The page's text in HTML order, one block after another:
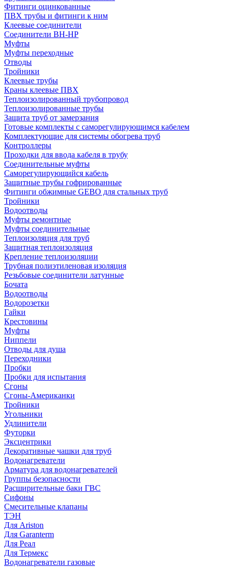
Фитинги оцинкованные
ПВХ трубы и фитинги к ним
Клеевые соединители
Соединители ВН-НР
Муфты
Муфты переходные
Отводы
Тройники
Клеевые трубы
Краны клеевые ПВХ
Теплоизолированный трубопровод
Теплоизолированные трубы
Защита труб от замерзания
Готовые комплекты с саморегулирующимся кабелем
Комплектующие для системы обогрева труб
Контроллеры
Проходки для ввода кабеля в трубу
Соединительные муфты
Саморегулирующийся кабель
Защитные трубы гофрированные
Фитинги обжимные GEBO для стальных труб
Тройники
Водоотводы
Муфты ремонтные
Муфты соединительные
Теплоизоляция для труб
Защитная теплоизоляция
Крепление теплоизоляции
Трубная полиэтиленовая изоляция
Резьбовые соединители латунные
Бочата
Водоотводы
Водорозетки
Гайки
Крестовины
Муфты
Ниппели
Отводы для душа
Переходники
Пробки
Пробки для испытания
Сгоны
Сгоны-Американки
Тройники
Угольники
Удлинители
Футорки
Эксцентрики
Декоративные чашки для труб
Водонагреватели
Арматура для водонагревателей
Группы безопасности
Расширительные баки ГВС
Сифоны
Смесительные клапаны
ТЭН
Для Ariston
Для Garanterm
Для Реал
Для Термекс
Водонагреватели газовые